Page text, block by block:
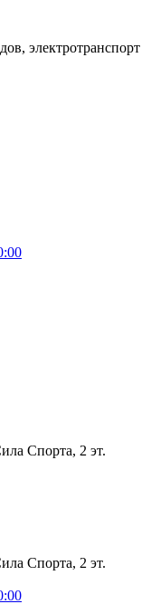
электротранспорт
Спорта, 2 эт.
Спорта, 2 эт.